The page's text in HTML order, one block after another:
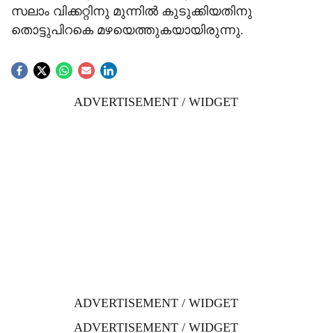
സലാം വിക്കറ്റിനു മുന്നിൽ കുടുക്കിയതിനു
തൊട്ടുപിറകെ മഴയെത്തുകയായിരുന്നു.
ADVERTISEMENT / WIDGET
ADVERTISEMENT / WIDGET
ADVERTISEMENT / WIDGET